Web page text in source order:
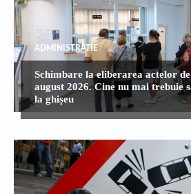
ADMINISTRATIE
Schimbare la eliberarea actelor
august 2026. Cine nu mai trebuie
la ghișeu